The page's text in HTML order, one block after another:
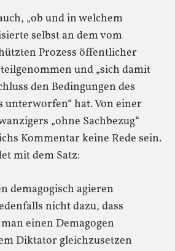
„ob und in welchem
selbst an dem vom
Prozess öffentlicher
und „sich damit
den Bedingungen des
unterworfen“ hat. Von einer
„ohne Sachbezug“
Kommentar keine Rede sein.
mit dem Satz:
demagogisch agieren
nicht dazu, dass
einen Demagogen
Diktator gleichzusetzen